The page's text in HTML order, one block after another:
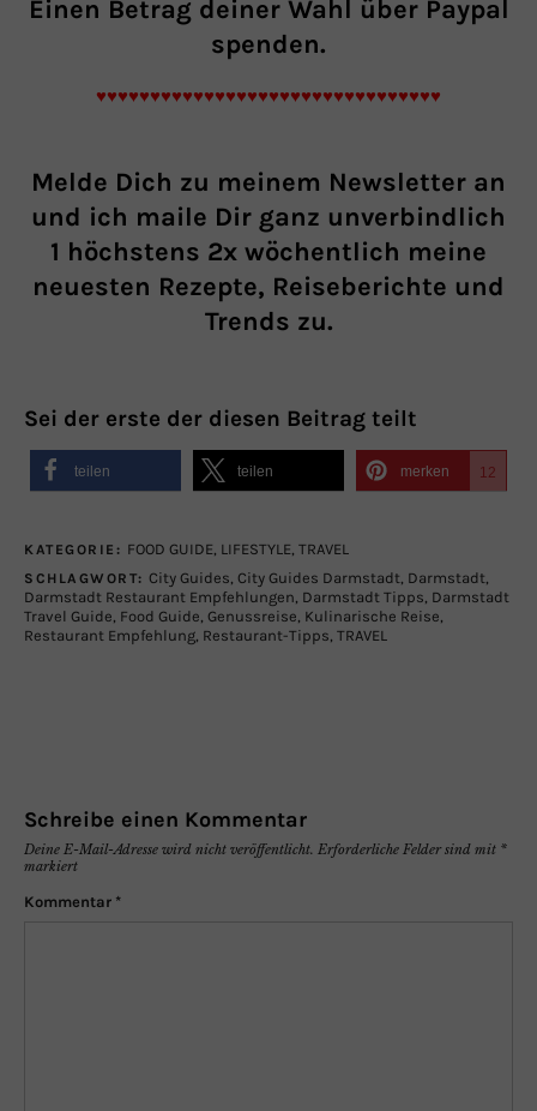
Einen Betrag deiner Wahl über Paypal
spenden.
♥♥♥♥♥♥♥♥♥♥♥♥♥♥♥♥♥♥♥♥♥♥♥♥♥♥♥♥♥♥♥♥
Melde Dich zu meinem Newsletter an
und ich maile Dir ganz unverbindlich
1 höchstens 2x wöchentlich meine
neuesten Rezepte, Reiseberichte und
Trends zu.
Sei der erste der diesen Beitrag teilt
teilen teilen merken 12
KATEGORIE: FOOD GUIDE, LIFESTYLE, TRAVEL
SCHLAGWORT: City Guides, City Guides Darmstadt, Darmstadt,
Darmstadt Restaurant Empfehlungen, Darmstadt Tipps, Darmstadt
Travel Guide, Food Guide, Genussreise, Kulinarische Reise,
Restaurant Empfehlung, Restaurant-Tipps, TRAVEL
Schreibe einen Kommentar
Deine E-Mail-Adresse wird nicht veröffentlicht. Erforderliche Felder sind mit *
markiert
Kommentar *